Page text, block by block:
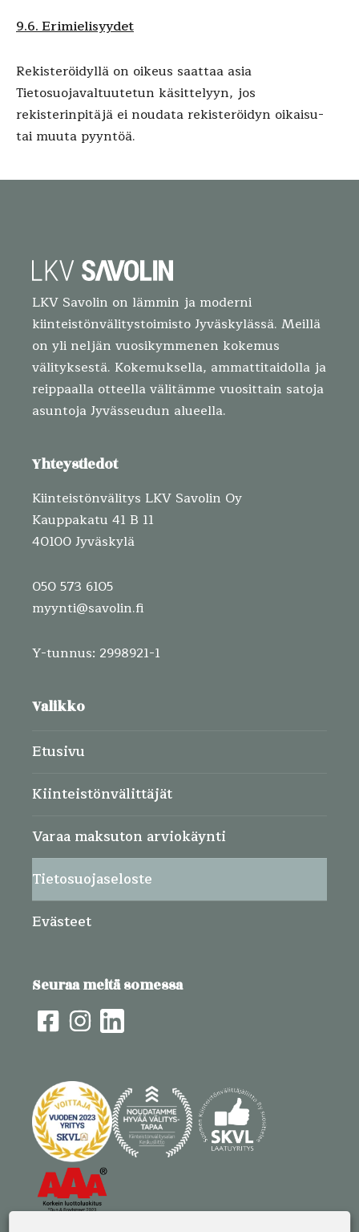
9.6. Erimielisyydet
Rekisteröidyllä on oikeus saattaa asia
Tietosuojavaltuutetun käsittelyyn, jos
rekisterinpitäjä ei noudata rekisteröidyn oikaisu-
tai muuta pyyntöä.
LKV Savolin on lämmin ja moderni
kiinteistönvälitystoimisto Jyväskylässä. Meillä
on yli neljän vuosikymmenen kokemus
välityksestä. Kokemuksella, ammattitaidolla ja
reippaalla otteella välitämme vuosittain satoja
asuntoja Jyvässeudun alueella.
Yhteystiedot
Kiinteistönvälitys LKV Savolin Oy
Kauppakatu 41 B 11
40100 Jyväskylä
050 573 6105
myynti@savolin.fi
Y-tunnus: 2998921-1
Valikko
Etusivu
Kiinteistönvälittäjät
Varaa maksuton arviokäynti
Tietosuojaseloste
Evästeet
Seuraa meitä somessa